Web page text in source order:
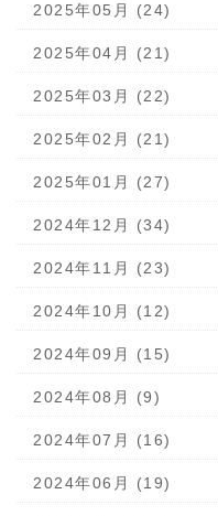
2025年05月 (24)
2025年04月 (21)
2025年03月 (22)
2025年02月 (21)
2025年01月 (27)
2024年12月 (34)
2024年11月 (23)
2024年10月 (12)
2024年09月 (15)
2024年08月 (9)
2024年07月 (16)
2024年06月 (19)